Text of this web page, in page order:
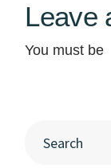
Leave
You must be